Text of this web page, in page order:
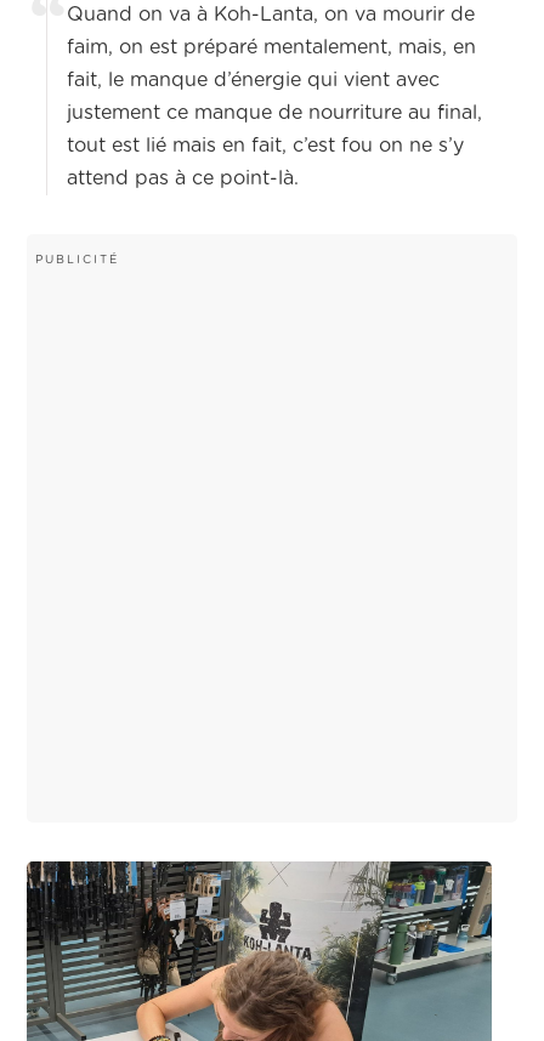
Quand on va à Koh-Lanta, on va mourir de
faim, on est préparé mentalement, mais, en
fait, le manque d’énergie qui vient avec
justement ce manque de nourriture au final,
tout est lié mais en fait, c’est fou on ne s’y
attend pas à ce point-là.